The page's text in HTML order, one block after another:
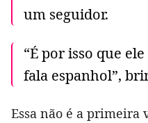
um seguidor.
“É por isso que
fala espanhol”,
Essa não é a primeira